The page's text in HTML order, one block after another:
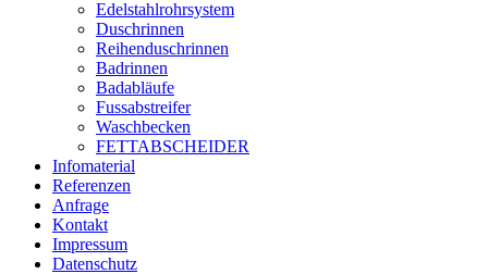
Edelstahlrohrsystem
Duschrinnen
Reihenduschrinnen
Badrinnen
Badabläufe
Fussabstreifer
Waschbecken
FETTABSCHEIDER
Infomaterial
Referenzen
Anfrage
Kontakt
Impressum
Datenschutz